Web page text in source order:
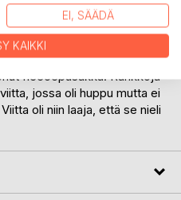
tuntui hivenen
Minulla oli olkihattu,
vettä ainakin vähän aikaa
fleecepusakka. Rankkoja
jossa oli huppu mutta ei
oli niin laaja, että se nieli
EI, SÄÄDÄ
KAIKKI